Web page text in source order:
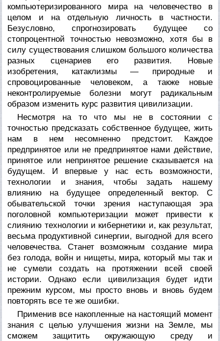
компьютеризированного мира на человечество в
целом и на отдельную личность в частности.
Безусловно, спрогнозировать будущее со
стопроцентной точностью невозможно, хотя бы в
силу существования слишком большого количества
разных сценариев его развития. Новые
изобретения, катаклизмы — природные и
спровоцированные человеком, а также новые
неконтролируемые болезни могут радикальным
образом изменить курс развития цивилизации.
Несмотря на то что мы не в состоянии с
точностью предсказать собственное будущее, жить
нам в нем несомненно предстоит. Каждое
предпринятое или не предпринятое нами действие,
принятое или непринятое решение сказывается на
будущем. И впервые у нас есть возможности,
технологии и знания, чтобы задать нашему
влиянию на будущее определенный вектор. С
обывательской точки зрения наступающая эра
поголовной компьютеризации может привести к
слиянию технологии и кибернетики и, как результат,
весьма продуктивной синергии, выгодной для всего
человечества. Станет возможным создание мира
без голода, войн и нищеты, мира, который мы так и
не сумели создать на протяжении всей своей
истории. Однако если цивилизация будет идти
прежним курсом, мы просто вновь и вновь будем
повторять все те же ошибки.
Применив все накопленные на настоящий момент
знания с целью улучшения жизни на Земле, мы
сможем защитить окружающую среду и